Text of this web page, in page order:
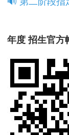
亚洲
年度 招生官方